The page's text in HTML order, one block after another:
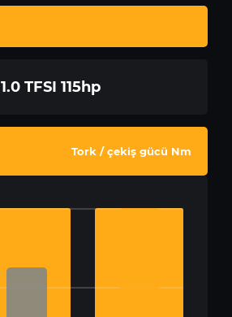
1.0 TFSI 115hp
Tork / çekiş gücü Nm